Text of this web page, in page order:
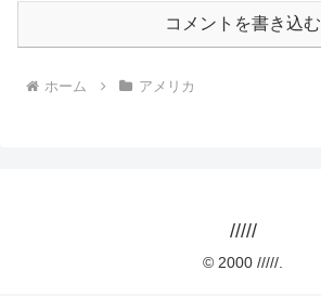
コメントを書き込む
ホーム アメリカ
/////
© 2000 /////.